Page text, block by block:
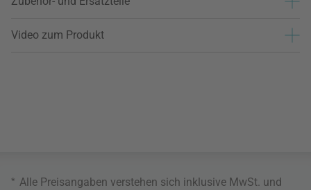
Video zum Produkt
* Alle Preisangaben verstehen sich inklusive MwSt. und